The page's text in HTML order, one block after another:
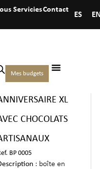
ServiciesContact
ES
Mes budgets
COFFRET
XL
CHOCOLATS
BP 0005
: boîte en